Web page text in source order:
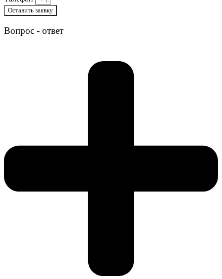
Оставить заявку
Вопрос - ответ